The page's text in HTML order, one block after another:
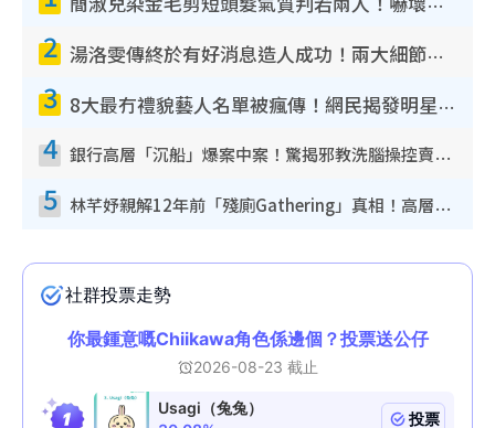
簡淑兒染金毛剪短頭髮氣質判若兩人！嚇壞老公麥大力都認唔出：「你做咩事？」
2 湯洛雯傳終於有好消息造人成功！兩大細節曝孕味極濃惹猜測：大肚婆先會咁！
3 8大最冇禮貌藝人名單被瘋傳！網民揭發明星真面目 一致數臭呢位係無品天花板？
4 銀行高層「沉船」爆案中案！驚揭邪教洗腦操控賣淫被吞600萬 幕後黑手講多錯多
5 林芊妤親解12年前「殘廁Gathering」真相！高層解約一句話重創尊嚴至今拒返TVB